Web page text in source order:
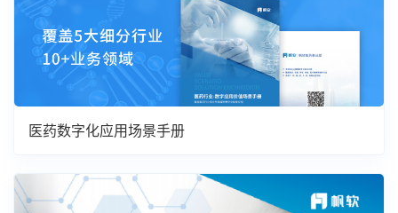
医药数字化应用场景手册